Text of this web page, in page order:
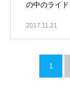
の中のライ
2017.11.21
1